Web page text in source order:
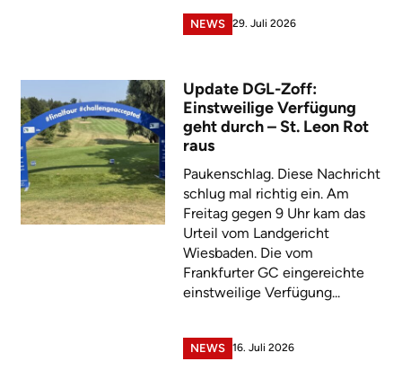
NEWS 29. Juli 2026
Update DGL-Zoff:
Einstweilige Verfügung
geht durch – St. Leon Rot
raus
Paukenschlag. Diese Nachricht
schlug mal richtig ein. Am
Freitag gegen 9 Uhr kam das
Urteil vom Landgericht
Wiesbaden. Die vom
Frankfurter GC eingereichte
einstweilige Verfügung...
NEWS 16. Juli 2026